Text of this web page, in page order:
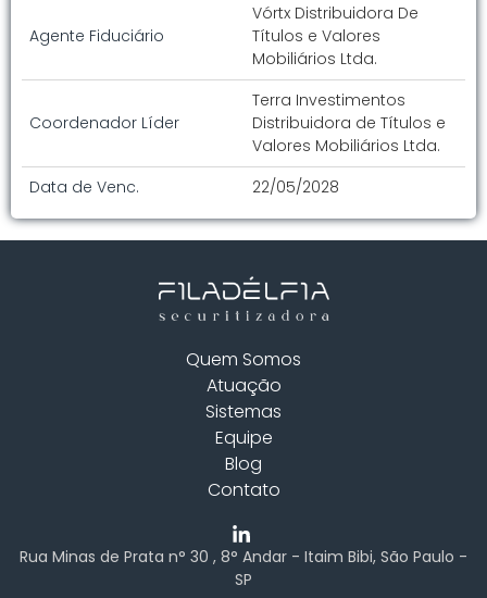
Agente Fiduciário
Vórtx Distribuidora De
Títulos e Valores
Mobiliários Ltda.
Coordenador Líder
Terra Investimentos
Distribuidora de Títulos e
Valores Mobiliários Ltda.
Data de Venc.
22/05/2028
Quem Somos
Atuação
Sistemas
Equipe
Blog
Contato
Rua Minas de Prata n° 30 , 8° Andar - Itaim Bibi, São Paulo -
SP